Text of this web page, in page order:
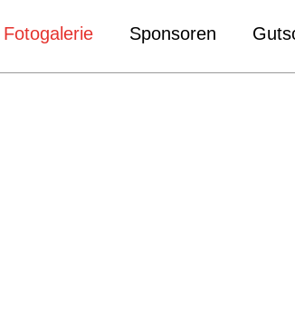
Fotogalerie Sponsoren